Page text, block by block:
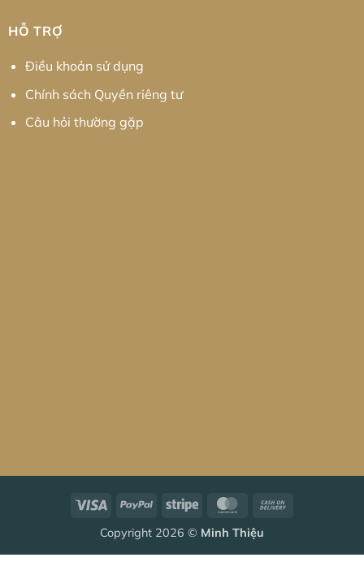
HỖ TRỢ
Điều khoản sử dụng
Chính sách Quyền riêng tư
Câu hỏi thường gặp
Visa PayPal Stripe MasterCard
Copyright 2026 © Minh Thiệu